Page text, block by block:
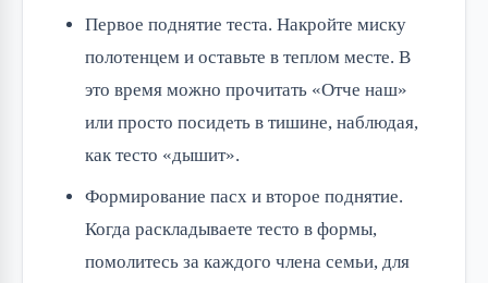
Первое поднятие теста. Накройте миску
полотенцем и оставьте в теплом месте. В
это время можно прочитать «Отче наш»
или просто посидеть в тишине, наблюдая,
как тесто «дышит».
Формирование пасх и второе поднятие.
Когда раскладываете тесто в формы,
помолитесь за каждого члена семьи, для